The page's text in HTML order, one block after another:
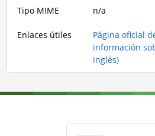
Tipo MIME n/a
Enlaces útiles
Página oficial
información
inglés)